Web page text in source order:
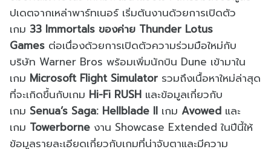
ปเดตจากเหล่าพาร์ทเนอร์ เริ่มต้นงานด้วยการเปิดตัว
เกม 33 Immortals ของค่าย Thunder Lotus
Games ต่อเนื่องด้วยการเปิดตัวความร่วมมือใหม่กับ
บริษัท Warner Bros พร้อมเพิ่มนักบิน Dune เข้ามาใน
เกม Microsoft Flight Simulator รวมถึงเนื้อหาใหม่ล่าสุด
ที่จะเกิดขึ้นกับเกม Hi-Fi RUSH และข้อมูลเกี่ยวกับ
เกม Senua’s Saga: Hellblade II เกม Avowed และ
เกม Towerborne งาน Showcase Extendedในปีนี้ให้
ข้อมูลรายละเอียดเกี่ยวกับเกมที่น่าจับตาและมีความ